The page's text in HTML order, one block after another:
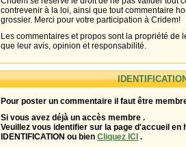
contrevenir à la loi, ainsi que tout commentaire
grossier. Merci pour votre participation à Cridem!
Les commentaires et propos sont la propriété de
que leur avis, opinion et responsabilité.
Pour poster un commentaire il faut être
Si vous avez déjà un accès membre .
Veuillez vous identifier sur la page d'accueil en
IDENTIFICATION ou bien Cliquez ICI .